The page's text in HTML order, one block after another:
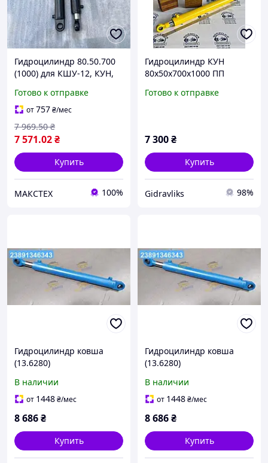
Гидроцилиндр 80.50.700
(1000) для КШУ-12, КУН,
Готово к отправке
от757₴/мес
7 571.02₴
7 969.50 ₴
Купить
МАКСТЕХ 100%
Гидроцилиндр КУН
80х50х700х1000 ПП
Готово к отправке
7 300₴
Купить
Gidravliks 98%
Гидроцилиндр ковша
(13.6280)
2626 (пр-во ВЗТА)
Ц80.50.700.01.30.1 UA22
В наличии
от 1448₴/мес
8 686₴
Купить
Гидроцилиндр ковша
(13.6280)
2626 (пр-во ВЗТА)
Ц80.50.700.01.30.1 UA22
В наличии
от 1448₴/мес
8 686₴
Купить